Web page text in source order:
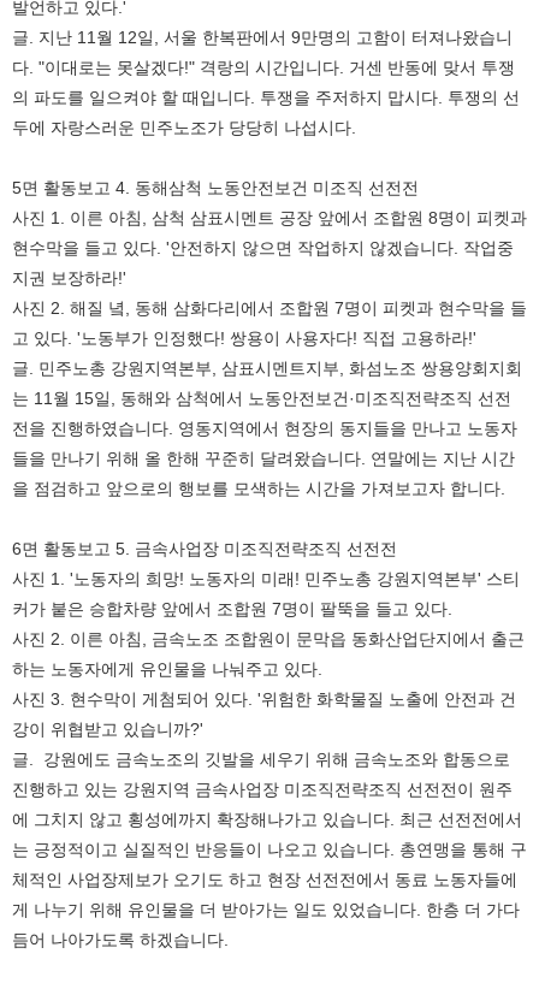
발언하고 있다.'
글. 지난 11월 12일, 서울 한복판에서 9만명의 고함이 터져나왔습니
다. "이대로는 못살겠다!" 격랑의 시간입니다. 거센 반동에 맞서 투쟁
의 파도를 일으켜야 할 때입니다. 투쟁을 주저하지 맙시다. 투쟁의 선
두에 자랑스러운 민주노조가 당당히 나섭시다.
5면 활동보고 4. 동해삼척 노동안전보건 미조직 선전전
사진 1. 이른 아침, 삼척 삼표시멘트 공장 앞에서 조합원 8명이 피켓과
현수막을 들고 있다. '안전하지 않으면 작업하지 않겠습니다. 작업중
지권 보장하라!'
사진 2. 해질 녘, 동해 삼화다리에서 조합원 7명이 피켓과 현수막을 들
고 있다. '노동부가 인정했다! 쌍용이 사용자다! 직접 고용하라!'
글. 민주노총 강원지역본부, 삼표시멘트지부, 화섬노조 쌍용양회지회
는 11월 15일, 동해와 삼척에서 노동안전보건·미조직전략조직 선전
전을 진행하였습니다. 영동지역에서 현장의 동지들을 만나고 노동자
들을 만나기 위해 올 한해 꾸준히 달려왔습니다. 연말에는 지난 시간
을 점검하고 앞으로의 행보를 모색하는 시간을 가져보고자 합니다.
6면 활동보고 5. 금속사업장 미조직전략조직 선전전
사진 1. '노동자의 희망! 노동자의 미래! 민주노총 강원지역본부' 스티
커가 붙은 승합차량 앞에서 조합원 7명이 팔뚝을 들고 있다.
사진 2. 이른 아침, 금속노조 조합원이 문막읍 동화산업단지에서 출근
하는 노동자에게 유인물을 나눠주고 있다.
사진 3. 현수막이 게첨되어 있다. '위험한 화학물질 노출에 안전과 건
강이 위협받고 있습니까?'
글. 강원에도 금속노조의 깃발을 세우기 위해 금속노조와 합동으로
진행하고 있는 강원지역 금속사업장 미조직전략조직 선전전이 원주
에 그치지 않고 횡성에까지 확장해나가고 있습니다. 최근 선전전에서
는 긍정적이고 실질적인 반응들이 나오고 있습니다. 총연맹을 통해 구
체적인 사업장제보가 오기도 하고 현장 선전전에서 동료 노동자들에
게 나누기 위해 유인물을 더 받아가는 일도 있었습니다. 한층 더 가다
듬어 나아가도록 하겠습니다.